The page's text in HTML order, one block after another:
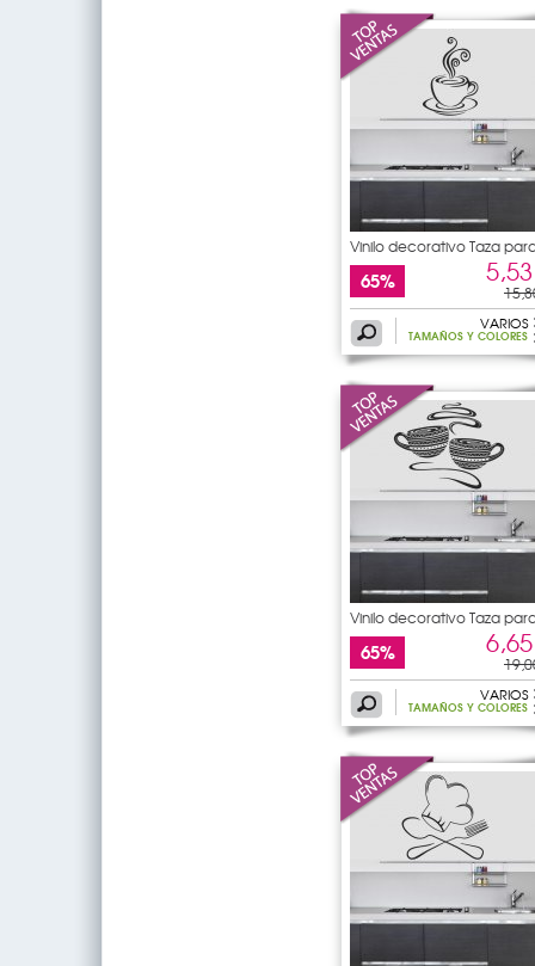
Vinilo decorativo Taza
65%
VARIOS
TAMAÑOS Y COLORES
Vinilo decorativo Taza
65%
VARIOS
TAMAÑOS Y COLORES